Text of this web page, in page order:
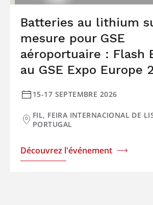
Batteries au lithium
mesure pour GSE
aéroportuaire : Flash
au GSE Expo Europe
15-17 SEPTEMBRE 2026
FIL, FEIRA INTERNACIONAL DE
PORTUGAL
Découvrez l'événement